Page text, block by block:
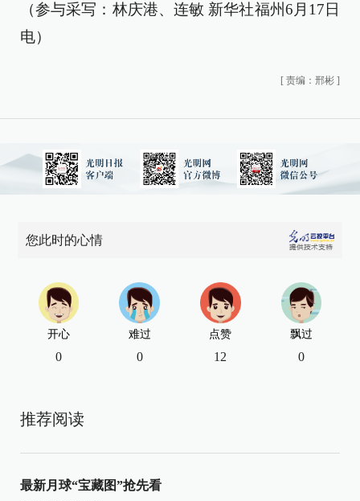
（参与采写：林庆港、连敏 新华社福州6月17日
电）
[ 责编：邢彬 ]
您此时的心情
开心
0
难过
0
点赞
12
飘过
0
推荐阅读
最新月球“宝藏图”抢先看